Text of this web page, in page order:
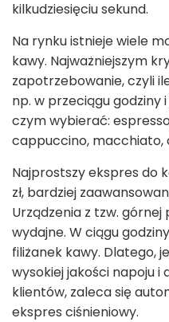
kilkudziesięciu sekund.
Na rynku istnieje wiele
kawy. Najważniejszym
zapotrzebowanie, czyli
np. w przeciągu godziny
czym wybierać:
cappuccino, macchiato,
Najprostszy ekspres do
zł, bardziej
Urządzenia z tzw. górnej
wydajne. W ciągu
filiżanek kawy. Dlatego,
wysokiej jakości napoju i
klientów, zaleca się
ekspres ciśnieniowy.